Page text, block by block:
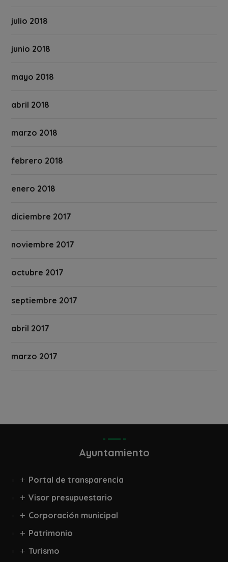
julio 2018
junio 2018
mayo 2018
abril 2018
marzo 2018
febrero 2018
enero 2018
diciembre 2017
noviembre 2017
octubre 2017
septiembre 2017
abril 2017
marzo 2017
Ayuntamiento
Portal de transparencia
Visor presupuestario
Corporación municipal
Patrimonio
Turismo